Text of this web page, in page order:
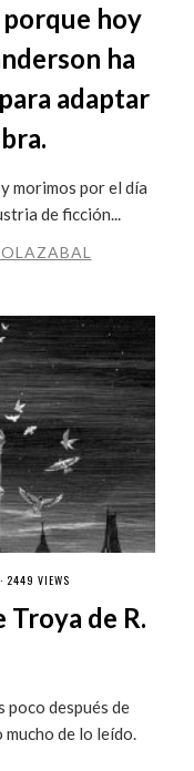
hoy
ha
adaptar
morimos por el día
de ficción...
· 2449 VIEWS
Troya de R.
poco después de
de lo leído.